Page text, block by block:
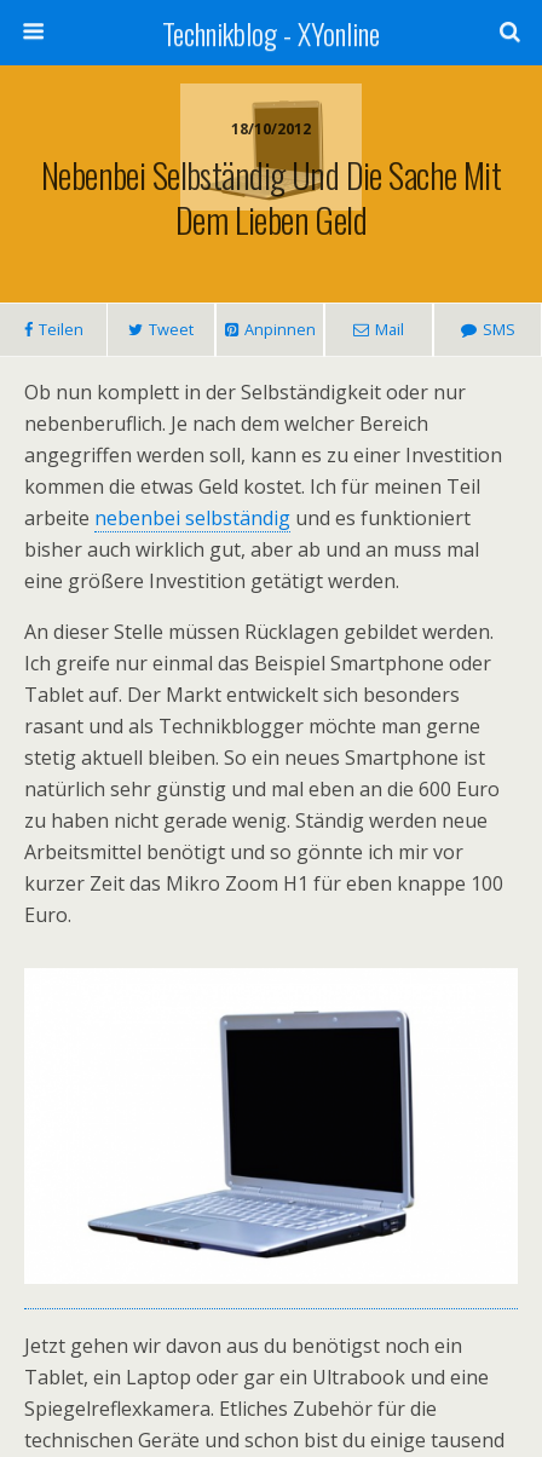
Technikblog - XYonline
18/10/2012
Nebenbei Selbständig Und Die Sache Mit
Dem Lieben Geld
Teilen Tweet Anpinnen Mail SMS
Ob nun komplett in der Selbständigkeit oder nur
nebenberuflich. Je nach dem welcher Bereich
angegriffen werden soll, kann es zu einer Investition
kommen die etwas Geld kostet. Ich für meinen Teil
arbeite nebenbei selbständig und es funktioniert
bisher auch wirklich gut, aber ab und an muss mal
eine größere Investition getätigt werden.
An dieser Stelle müssen Rücklagen gebildet werden.
Ich greife nur einmal das Beispiel Smartphone oder
Tablet auf. Der Markt entwickelt sich besonders
rasant und als Technikblogger möchte man gerne
stetig aktuell bleiben. So ein neues Smartphone ist
natürlich sehr günstig und mal eben an die 600 Euro
zu haben nicht gerade wenig. Ständig werden neue
Arbeitsmittel benötigt und so gönnte ich mir vor
kurzer Zeit das Mikro Zoom H1 für eben knappe 100
Euro.
Jetzt gehen wir davon aus du benötigst noch ein
Tablet, ein Laptop oder gar ein Ultrabook und eine
Spiegelreflexkamera. Etliches Zubehör für die
technischen Geräte und schon bist du einige tausend